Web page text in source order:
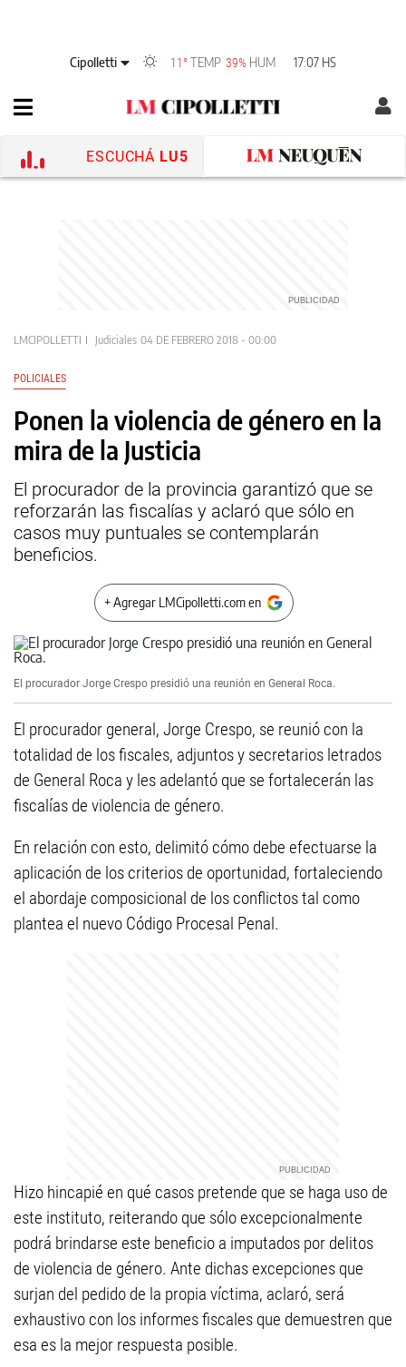
Cipolletti 11°TEMP 39% HUM 17:07 HS
ESCUCHÁ LU5
LMCIPOLLETTI Judiciales 04 DE FEBRERO 2018 - 00:00
POLICIALES
Ponen la violencia de género en la
mira de la Justicia
El procurador de la provincia garantizó que se
reforzarán las fiscalías y aclaró que sólo en
casos muy puntuales se contemplarán
beneficios.
+ Agregar LMCipolletti.com en
El procurador Jorge Crespo presidió una reunión en General Roca.
El procurador general, Jorge Crespo, se reunió con la
totalidad de los fiscales, adjuntos y secretarios letrados
de General Roca y les adelantó que se fortalecerán las
fiscalías de violencia de género.
En relación con esto, delimitó cómo debe efectuarse la
aplicación de los criterios de oportunidad, fortaleciendo
el abordaje composicional de los conflictos tal como
plantea el nuevo Código Procesal Penal.
Hizo hincapié en qué casos pretende que se haga uso de
este instituto, reiterando que sólo excepcionalmente
podrá brindarse este beneficio a imputados por delitos
de violencia de género. Ante dichas excepciones que
surjan del pedido de la propia víctima, aclaró, será
exhaustivo con los informes fiscales que demuestren que
esa es la mejor respuesta posible.